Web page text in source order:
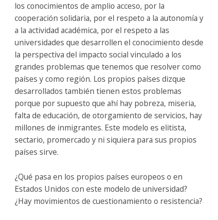
los conocimientos de amplio acceso, por la
cooperación solidaria, por el respeto a la autonomía y
a la actividad académica, por el respeto a las
universidades que desarrollen el conocimiento desde
la perspectiva del impacto social vinculado a los
grandes problemas que tenemos que resolver como
países y como región. Los propios países dizque
desarrollados también tienen estos problemas
porque por supuesto que ahí hay pobreza, miseria,
falta de educación, de otorgamiento de servicios, hay
millones de inmigrantes. Este modelo es elitista,
sectario, promercado y ni siquiera para sus propios
países sirve.
¿Qué pasa en los propios países europeos o en
Estados Unidos con este modelo de universidad?
¿Hay movimientos de cuestionamiento o resistencia?